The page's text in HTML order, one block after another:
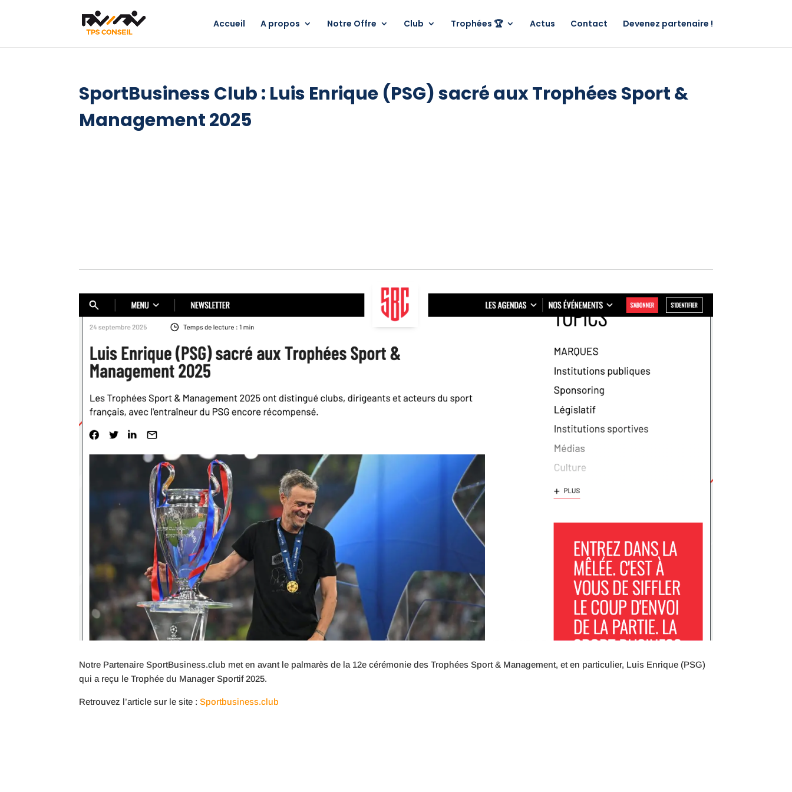
Accueil A propos Notre Offre Club Trophées 🏆 Actus Contact Devenez partenaire !
SportBusiness Club : Luis Enrique (PSG) sacré aux Trophées Sport &
Management 2025
Notre Partenaire SportBusiness.club met en avant le palmarès de la 12e cérémonie des Trophées Sport & Management, et en particulier, Luis Enrique (PSG)
qui a reçu le Trophée du Manager Sportif 2025.
Retrouvez l’article sur le site :Sportbusiness.club